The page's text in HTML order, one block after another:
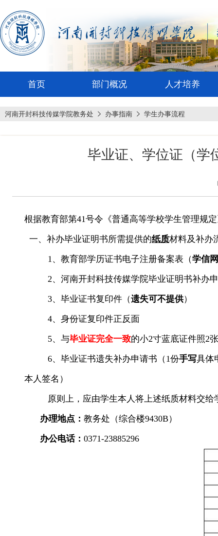
首页 部门概况 人才培养
河南开封科技传媒学院教务处 办事指南 学生办事流程
毕业证、学位证（学
根据教育部第41号令《普通高等学校学生管理规
一、补办毕业证明书所需提供的纸质材料及补办
1、教育部学历证书电子注册备案表（学信
2、河南开封科技传媒学院毕业证明书补办
3、毕业证书复印件（遗失可不提供）
4、身份证复印件正反面
5、与毕业证完全一致的小2寸蓝底证件照2张
6、毕业证书遗失补办申请书（1份手写具体
本人签名）
原则上，应由学生本人将上述纸质材料交
办理地点： 教务处（综合楼9430B）
办公电话： 0371-23885296